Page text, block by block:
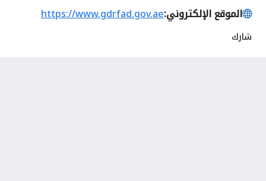
الموقع الإلكتروني:https://www.gdrfad.gov.ae
شارك